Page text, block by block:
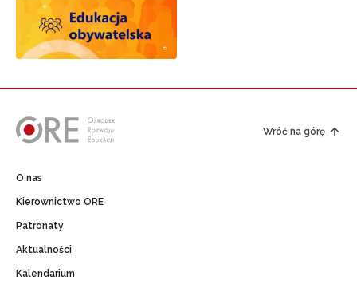
Wróć na górę
O nas
Kierownictwo ORE
Patronaty
Aktualności
Kalendarium